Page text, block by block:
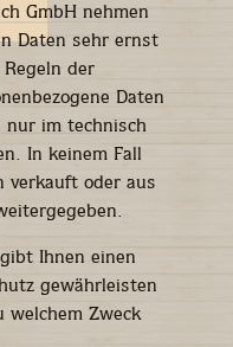
GmbH nehmen
Daten sehr ernst
der
Daten
nur im technisch
In keinem Fall
verkauft oder aus
Ihnen einen
gewährleisten
welchem Zweck